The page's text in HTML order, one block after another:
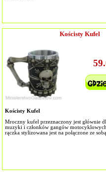
Kościsty Kufel
Kościsty Kufel
Mroczny kufel przeznaczony jest głównie
muzyki i członków gangów
rączka stylizowana jest na połączone ze